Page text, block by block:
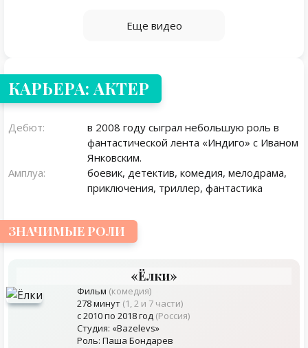
КАРЬЕРА: АКТЕР
Дебют:
в 2008 году сыграл небольшую роль в
фантастической лента «Индиго» с Иваном
Янковским.
Амплуа:
боевик, детектив, комедия, мелодрама,
приключения, триллер, фантастика
ЗНАЧИМЫЕ РОЛИ
«Ëлки»
Фильм (комедия)
278 минут (1, 2 и 7 части)
с 2010 по 2018 год (Россия)
Студия: «Bazelevs»
Роль: Паша Бондарев
Еще видео